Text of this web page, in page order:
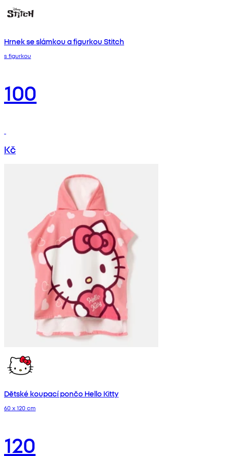
Hrnek se slámkou a figurkou Stitch
s figurkou
100
Kč
Dětské koupací pončo Hello Kitty
60 x 120 cm
120